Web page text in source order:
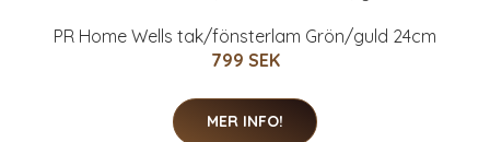
PR Home Wells tak/fönsterlam Grön/guld 24cm
799 SEK
MER INFO!